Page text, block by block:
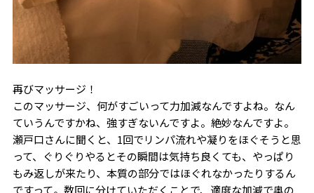
再びマッサージ！
このマッサージ、何がすごいって力加減なんですよね。なん
ていうんですかね、強すぎないんですよ。絶妙なんですよ。
瀬戸口さんに聞くと、1回でリンパ流れや凝りをほぐそうと思
って、ぐりぐりやるとその瞬間は気持ち良くても、やっぱり
もみ返しが来たり、本質の部分ではほぐれなかったりするん
ですって。数回に分けていただくことで、適度な加減で奥の